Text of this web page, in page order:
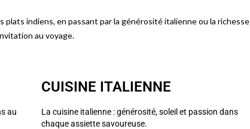
plats indiens, en passant par la générosité italienne ou la richesse
au voyage.
au
CUISINE ITALIENNE
La cuisine italienne : générosité, soleil et passion dans
chaque assiette savoureuse.